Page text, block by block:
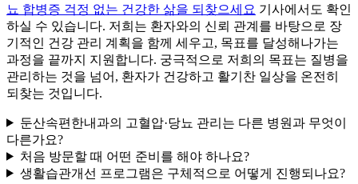
뇨 합병증 걱정 없는 건강한 삶을 되찾으세요 기사에서도 확인
하실 수 있습니다. 저희는 환자와의 신뢰 관계를 바탕으로 장
기적인 건강 관리 계획을 함께 세우고, 목표를 달성해나가는
과정을 끝까지 지원합니다. 궁극적으로 저희의 목표는 질병을
관리하는 것을 넘어, 환자가 건강하고 활기찬 일상을 온전히
되찾는 것입니다.
둔산속편한내과의 고혈압·당뇨 관리는 다른 병원과 무엇이
다른가요?
처음 방문할 때 어떤 준비를 해야 하나요?
생활습관개선 프로그램은 구체적으로 어떻게 진행되나요?